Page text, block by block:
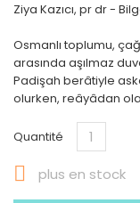
Ziya Kazıcı, pr dr -
Osmanlı toplumu,
arasında aşılmaz
Padişah berâtiyle
olurken, reâyâdan
Quantité
 plus en stock